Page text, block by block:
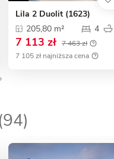
Lila 2 Duolit (1623)
205,80 m²
4
7 113 zł 7 463 zł
7 105 zł najniższa cena
(94)